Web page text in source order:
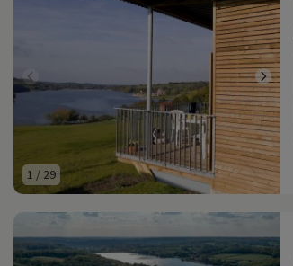
1 / 29